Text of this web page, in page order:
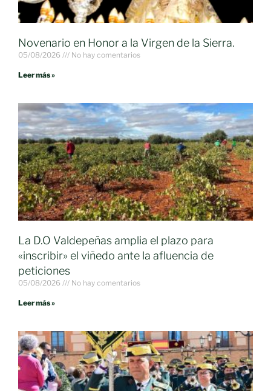
Novenario en Honor a la Virgen de la Sierra.
05/08/2026 No hay comentarios
Leer más »
La D.O Valdepeñas amplia el plazo para
«inscribir» el viñedo ante la afluencia de
peticiones
05/08/2026 No hay comentarios
Leer más »